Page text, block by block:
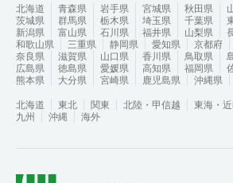
北海道 青森県 岩手県 宮城県 秋田県
茨城県
群馬県 栃木県 埼玉県 千葉県
新潟県
富山県 石川県 福井県 山梨県
和歌山県
三重県 静岡県 愛知県 京都府
奈良県
滋賀県 山口県 香川県 鳥取県
広島県
徳島県 愛媛県 高知県 福岡県
熊本県
大分県 宮崎県 鹿児島県 沖縄県
北海道
東北 関東 北陸・甲信越 東海・
九州
沖縄 海外